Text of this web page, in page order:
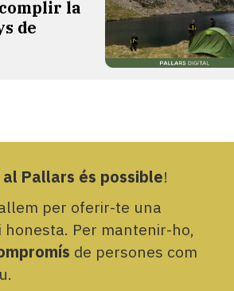
la
de
Pallars és possible!
per oferir-te una
Per mantenir-ho,
de persones com